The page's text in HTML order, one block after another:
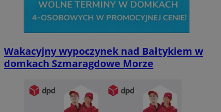
Wakacyjny wypoczynek nad Bałtykiem w
domkach Szmaragdowe Morze